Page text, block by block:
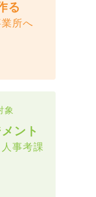
る
所へ
象
ント
事考課